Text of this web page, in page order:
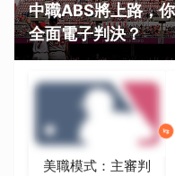
中職ABS將上路，
全面電子判決？
美職模式：主審判